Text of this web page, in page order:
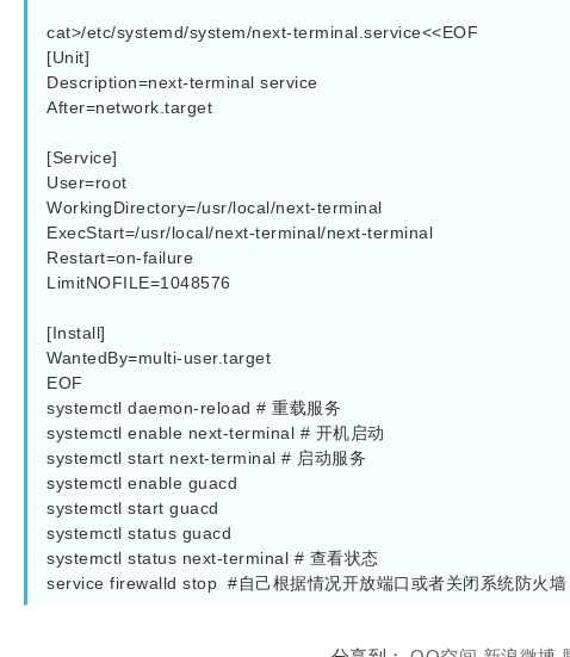
cat>/etc/systemd/system/next-terminal.service<<EOF
[Unit]
Description=next-terminal service
After=network.target
[Service]
User=root
WorkingDirectory=/usr/local/next-terminal
ExecStart=/usr/local/next-terminal/next-terminal
Restart=on-failure
LimitNOFILE=1048576
[Install]
WantedBy=multi-user.target
EOF
systemctl daemon-reload # 重载服务
systemctl enable next-terminal # 开机启动
systemctl start next-terminal # 启动服务
systemctl enable guacd
systemctl start guacd
systemctl status guacd
systemctl status next-terminal # 查看状态